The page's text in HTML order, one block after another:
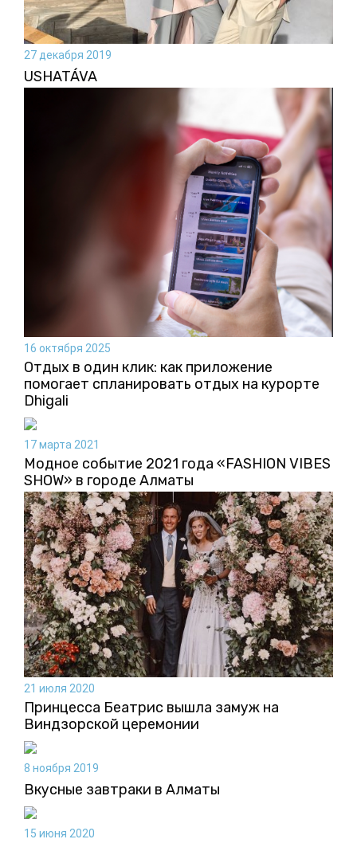
27 декабря 2019
USHATÁVA
16 октября 2025
Отдых в один клик: как приложение
помогает спланировать отдых на курорте
Dhigali
17 марта 2021
Модное событие 2021 года «FASHION VIBES
SHOW» в городе Алматы
21 июля 2020
Принцесса Беатрис вышла замуж на
Виндзорской церемонии
8 ноября 2019
Вкусные завтраки в Алматы
15 июня 2020